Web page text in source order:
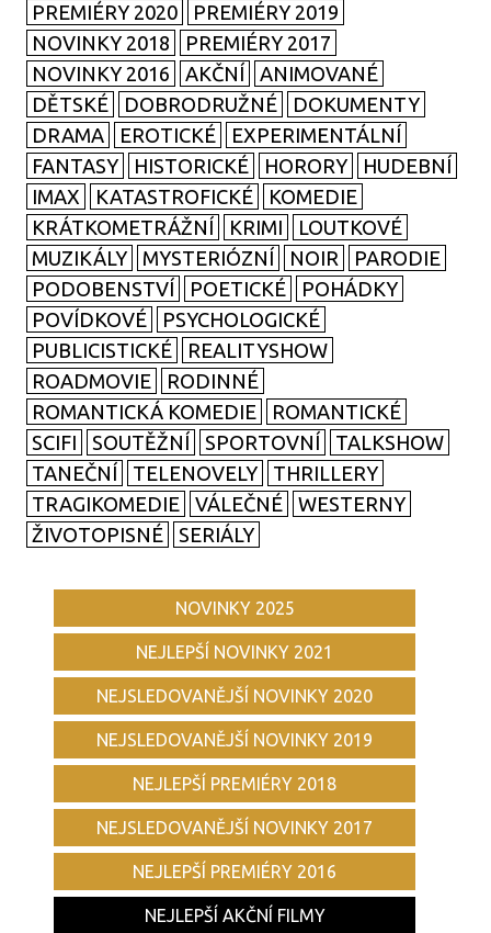
PREMIÉRY 2020
PREMIÉRY 2019
NOVINKY 2018
PREMIÉRY 2017
NOVINKY 2016
AKČNÍ
ANIMOVANÉ
DĚTSKÉ
DOBRODRUŽNÉ
DOKUMENTY
DRAMA
EROTICKÉ
EXPERIMENTÁLNÍ
FANTASY
HISTORICKÉ HORORY
HUDEBNÍ
IMAX
KATASTROFICKÉ
KOMEDIE
KRÁTKOMETRÁŽNÍ
KRIMI
LOUTKOVÉ
MUZIKÁLY
MYSTERIÓZNÍ NOIR
PARODIE
PODOBENSTVÍ
POETICKÉ
POHÁDKY
POVÍDKOVÉ
PSYCHOLOGICKÉ
PUBLICISTICKÉ
REALITYSHOW
ROADMOVIE
RODINNÉ
ROMANTICKÁ KOMEDIE
ROMANTICKÉ
SCIFI
SOUTĚŽNÍ SPORTOVNÍ
TALKSHOW
TANEČNÍ
TELENOVELY
THRILLERY
TRAGIKOMEDIE
VÁLEČNÉ
WESTERNY
ŽIVOTOPISNÉ
SERIÁLY
NOVINKY 2025
NEJLEPŠÍ NOVINKY 2021
NEJSLEDOVANĚJŠÍ NOVINKY 2020
NEJSLEDOVANĚJŠÍ NOVINKY 2019
NEJLEPŠÍ PREMIÉRY 2018
NEJSLEDOVANĚJŠÍ NOVINKY 2017
NEJLEPŠÍ PREMIÉRY 2016
NEJLEPŠÍ AKČNÍ FILMY